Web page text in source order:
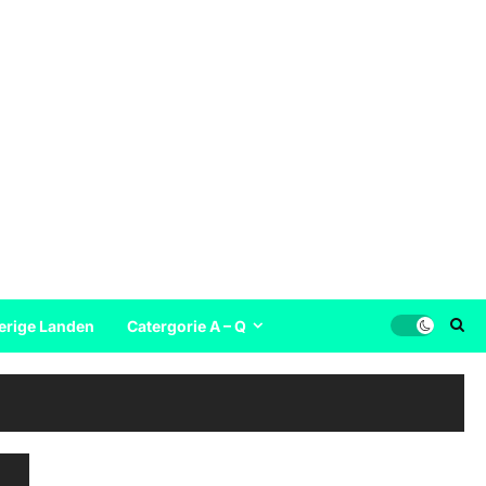
Landen Catergorie A – Q